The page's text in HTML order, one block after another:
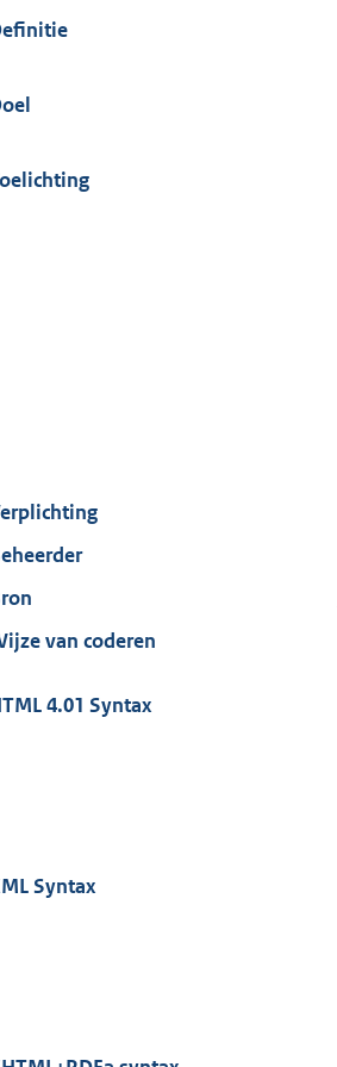
van coderen
4.01 Syntax
Syntax